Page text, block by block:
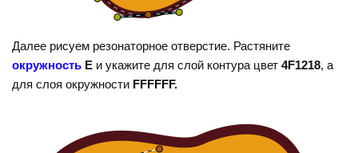
Далее рисуем резонаторное отверстие. Растяните
окружность Е и укажите для слой контура цвет4F1218, а
для слоя окружности FFFFFF.